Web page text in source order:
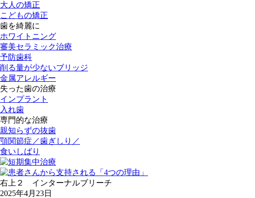
大人の矯正
こどもの矯正
歯を綺麗に
ホワイトニング
審美セラミック治療
予防歯科
削る量が少ないブリッジ
金属アレルギー
失った歯の治療
インプラント
入れ歯
専門的な治療
親知らずの抜歯
顎関節症／歯ぎしり／
食いしばり
右上２ インターナルブリーチ
2025年4月23日